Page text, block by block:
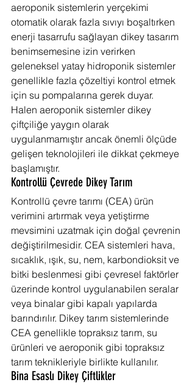
aeroponik sistemlerin yerçekimi
otomatik olarak fazla sıvıyı boşaltırken
enerji tasarrufu sağlayan dikey tasarım
benimsemesine izin verirken
geleneksel yatay hidroponik sistemler
genellikle fazla çözeltiyi kontrol etmek
için su pompalarına gerek duyar.
Halen aeroponik sistemler dikey
çiftçiliğe yaygın olarak
uygulanmamıştır ancak önemli ölçüde
gelişen teknolojileri ile dikkat çekmeye
başlamıştır.
Kontrollü Çevrede Dikey Tarım
Kontrollü çevre tarımı (CEA) ürün
verimini artırmak veya yetiştirme
mevsimini uzatmak için doğal çevrenin
değiştirilmesidir. CEA sistemleri hava,
sıcaklık, ışık, su, nem, karbondioksit ve
bitki beslenmesi gibi çevresel faktörler
üzerinde kontrol uygulanabilen seralar
veya binalar gibi kapalı yapılarda
barındırılır. Dikey tarım sistemlerinde
CEA genellikle topraksız tarım, su
ürünleri ve aeroponik gibi topraksız
tarım teknikleriyle birlikte kullanılır.
Bina Esaslı Dikey Çiftlikler